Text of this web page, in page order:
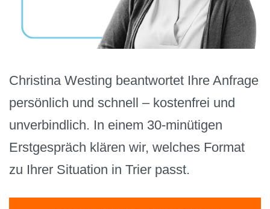
Christina Westing beantwortet Ihre Anfrage
persönlich und schnell – kostenfrei und
unverbindlich. In einem 30-minütigen
Erstgespräch klären wir, welches Format
zu Ihrer Situation in Trier passt.